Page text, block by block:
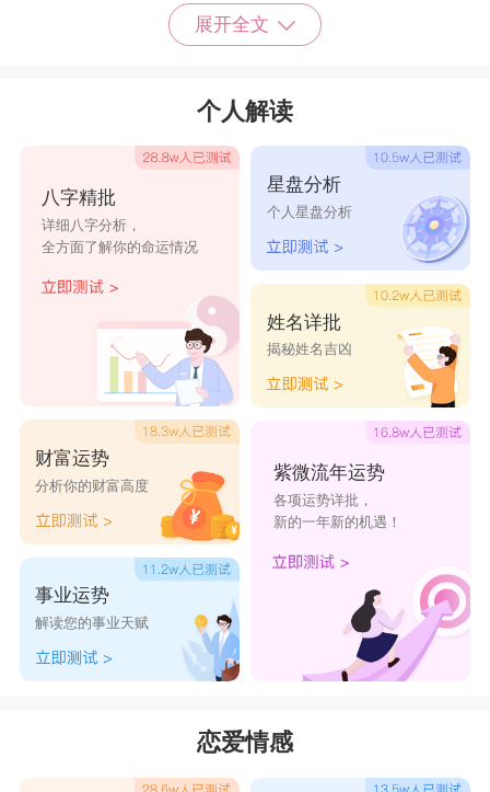
然，易长易收，磨麪如麦。《白居易诗》荞麦铺花
灵荞 荞桠
栩荞 荞铱 耘荞 荞绮
荞予 荞虞 旖荞
殊荞 荞许 荞宥
荞右 荞殊 荞境 祺荞
荞阅
荞青
栩荞 思荞 荞秆 荞艺
荞羽 莘荞 曦荞
荞僖 荞雯 荞姗
展开全文
个人解读
八字精批
详细八字分析，
全方面了解你的命运情况
财富运势
分析你的财富高度
事业运势
解读您的事业天赋
星盘分析
个人星盘分析
姓名详批
揭秘姓名吉凶
紫微流年运势
各项运势详批，
新的一年新的机遇！
恋爱情感